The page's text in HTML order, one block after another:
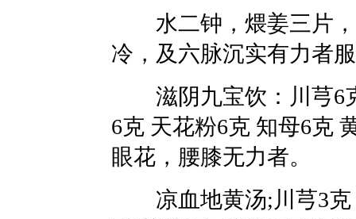
水二钟，煨姜三片，
冷，及六脉沉实有力者
滋阴九宝饮：川芎6
6克 天花粉6克 知母6克
眼花，腰膝无力者。
凉血地黄汤;川芎3克